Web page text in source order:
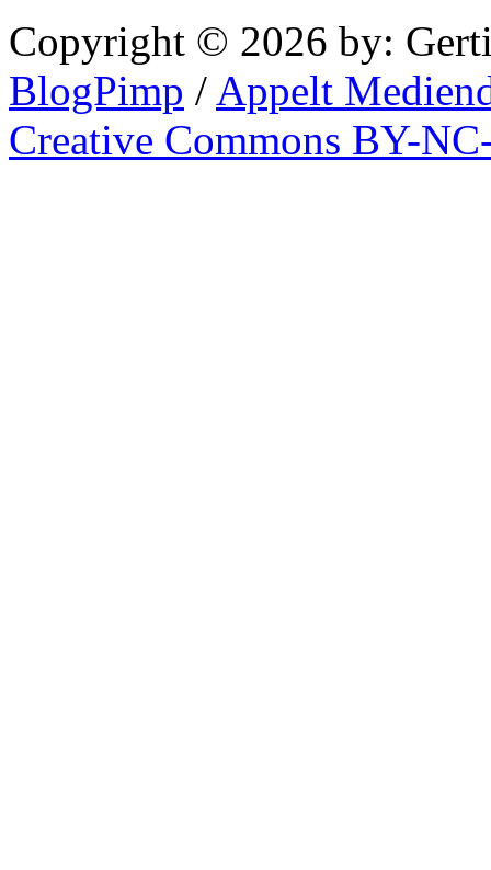
Copyright © 2026 by:
BlogPimp / Appelt
Creative Commons BY-